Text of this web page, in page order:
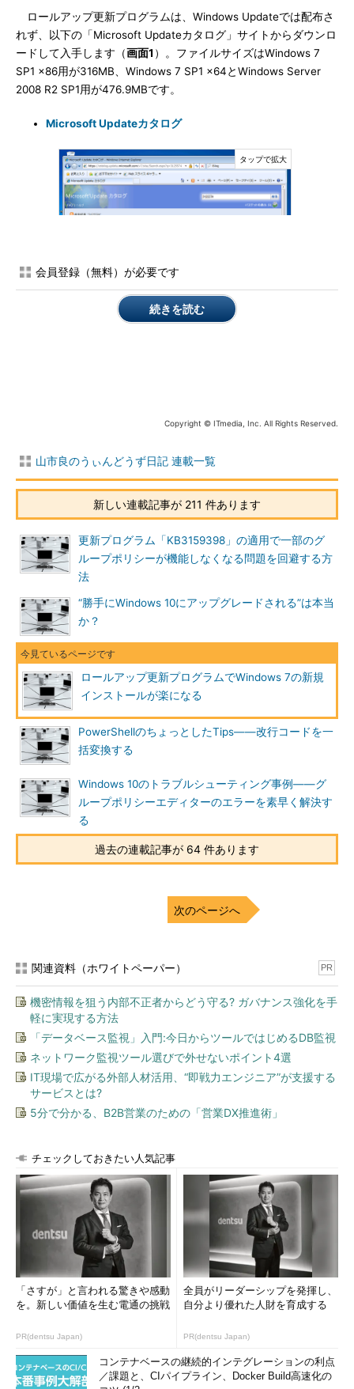
ロールアップ更新プログラムは、Windows Updateでは配布さ
れず、以下の「Microsoft Updateカタログ」サイトからダウンロ
ードして入手します（画面1 ）。ファイルサイズはWindows 7
SP1 x86用が316MB、Windows 7 SP1 x64とWindows Server
2008 R2 SP1用が476.9MBです。
Microsoft Updateカタログ
Windows 7 用更新プログラム（KB3020369）
Windows 7 for x64-Based Systems 用更新プログラム
（KB3020369）
（KB3020369）
ロールアップ更新プログラムにより、Windows 7 SP1および
Windows Server 2008 R2 SP1の新規インストールにかかる時間
と労力が大幅に節約されることが期待できます。本稿では、ロー
ルアップ更新プログラムのインストールを手動で行う方法で検証
しましたが、企業展開のためにインストールソース
（Intall.wim）に統合することも可能なようです。
なお、ロールアップ更新プログラムは“サービスパック（SP）
ではない”ことに注意してください。Windows 7 SP1および
Windows Server 2008 R2 SP1のメインストリームサポートは
2015年1月に終了しているため（延長サポートは2020年1月14日
まで提供されます）、SP2が提供されることはありません。
既に最新状態に更新されたWindows 7 SP1にインストールする
増えただけで、更新履歴がリフレッシュされるようなことはあり
ません。別の問題を引き起こす可能性もあるので、既存の更新さ
また、環境依存の既知の問題もありますので、利用前に
rollup」の内容をよく確認してください。
ロールアップ更新プログラムの効果を比較検証
これからWindows 7 SP1を新規インストールするとして、「新
規インストールからWindows Updateだけを使用した従来の方
法で最新状態に更新する場合」と、「ロールアップ更新プログラ
ムをインストール後にWindows Updateで更新する場合
比較してみました。
構成の仮想マシンを新規作成し、Windows 7 Enterprise
SP1（x86）日本語版をインストールするところから始めました
（画面2
画面2Hyper-V上に同一構成の仮想マシンを2つ作成し、Wi
会員登録（無料）が必要です
続きを読む
Copyright © ITmedia, Inc. All Rights Reserved.
山市良のうぃんどうず日記 連載一覧
新しい連載記事が 211 件あります
更新プログラム「KB3159398」の適用で一部のグ
ループポリシーが機能しなくなる問題を回避する方
法
“勝手にWindows 10にアップグレードされる”は本当
か？
ロールアップ更新プログラムでWindows 7の新規
インストールが楽になる
PowerShellのちょっとしたTips――改行コードを一
括変換する
Windows 10のトラブルシューティング事例――グ
ループポリシーエディターのエラーを素早く解決す
る
過去の連載記事が 64 件あります
次のページへ
関連資料（ホワイトペーパー） PR
機密情報を狙う内部不正者からどう守る? ガバナンス強化を手
軽に実現する方法
「データベース監視」入門:今日からツールではじめるDB監視
ネットワーク監視ツール選びで外せないポイント4選
IT現場で広がる外部人材活用、“即戦力エンジニア”が支援する
サービスとは?
5分で分かる、B2B営業のための「営業DX推進術」
チェックしておきたい人気記事
「さすが」と言われる驚きや感動
を。新しい価値を生む電通の挑戦
PR(dentsu Japan)
全員がリーダーシップを発揮し、
自分より優れた人財を育成する
PR(dentsu Japan)
コンテナベースの継続的インテグレーションの利点
／課題と、CIパイプライン、Docker Build高速化の